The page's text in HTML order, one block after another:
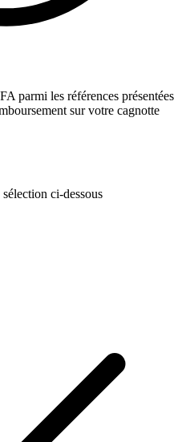
parmi les références présentées
sur votre cagnotte
ci-dessous